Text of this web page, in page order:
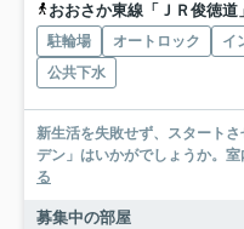
おおさか東線「ＪＲ俊徳道
駐輪場 オートロック イ
公共下水
新生活を失敗せず、スタート
デン」はいかがでしょうか。
る
募集中の部屋